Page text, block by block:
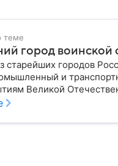
теме
город воинской
старейших городов
и
Великой
истории. Собрали